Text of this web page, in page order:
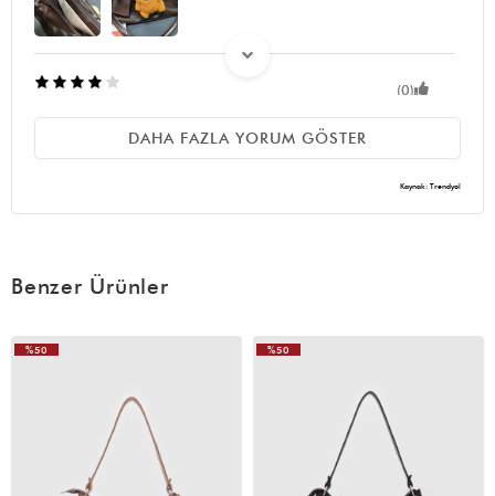
(0)
ürünü severek kullanıyorum çok kullanışlı tablet su şişesi küçük
problemi küçük cüzdanı sürekli söküldü sürekli bozuldu, beni
COK BEGENDJM
DAHA FAZLA YORUM GÖSTER
Kaynak: Trendyol
Benzer Ürünler
%50
%50